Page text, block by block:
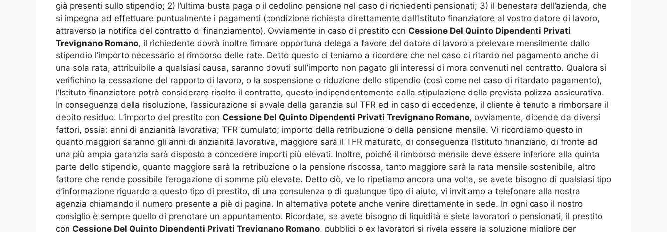
già presenti sullo stipendio; 2) l’ultima busta paga o il cedolino pensione nel caso di richiedenti pensionati; 3) il benestare dell’azienda, che
si impegna ad effettuare puntualmente i pagamenti (condizione richiesta direttamente dall’Istituto finanziatore al vostro datore di lavoro,
attraverso la notifica del contratto di finanziamento). Ovviamente in caso di prestito con Cessione Del Quinto Dipendenti Privati
Trevignano Romano, il richiedente dovrà inoltre firmare opportuna delega a favore del datore di lavoro a prelevare mensilmente dallo
stipendio l’importo necessario al rimborso delle rate. Detto questo ci teniamo a ricordare che nel caso di ritardo nel pagamento anche di
una sola rata, attribuibile a qualsiasi causa, saranno dovuti sull’importo non pagato gli interessi di mora convenuti nel contratto. Qualora si
verifichino la cessazione del rapporto di lavoro, o la sospensione o riduzione dello stipendio (così come nel caso di ritardato pagamento),
l’Istituto finanziatore potrà considerare risolto il contratto, questo indipendentemente dalla stipulazione della prevista polizza assicurativa.
In conseguenza della risoluzione, l’assicurazione si avvale della garanzia sul TFR ed in caso di eccedenze, il cliente è tenuto a rimborsare il
debito residuo. L’importo del prestito con Cessione Del Quinto Dipendenti Privati Trevignano Romano, ovviamente, dipende da diversi
fattori, ossia: anni di anzianità lavorativa; TFR cumulato; importo della retribuzione o della pensione mensile. Vi ricordiamo questo in
quanto maggiori saranno gli anni di anzianità lavorativa, maggiore sarà il TFR maturato, di conseguenza l’Istituto finanziario, di fronte ad
una più ampia garanzia sarà disposto a concedere importi più elevati. Inoltre, poiché il rimborso mensile deve essere inferiore alla quinta
parte dello stipendio, quanto maggiore sarà la retribuzione o la pensione riscossa, tanto maggiore sarà la rata mensile sostenibile, altro
fattore che rende possibile l’erogazione di somme più elevate. Detto ciò, ve lo ripetiamo ancora una volta, se avete bisogno di qualsiasi tipo
d’informazione riguardo a questo tipo di prestito, di una consulenza o di qualunque tipo di aiuto, vi invitiamo a telefonare alla nostra
agenzia chiamando il numero presente a piè di pagina. In alternativa potete anche venire direttamente in sede. In ogni caso il nostro
consiglio è sempre quello di prenotare un appuntamento. Ricordate, se avete bisogno di liquidità e siete lavoratori o pensionati, il prestito
con Cessione Del Quinto Dipendenti Privati Trevignano Romano, pubblici o ex lavoratori si rivela essere la soluzione migliore per